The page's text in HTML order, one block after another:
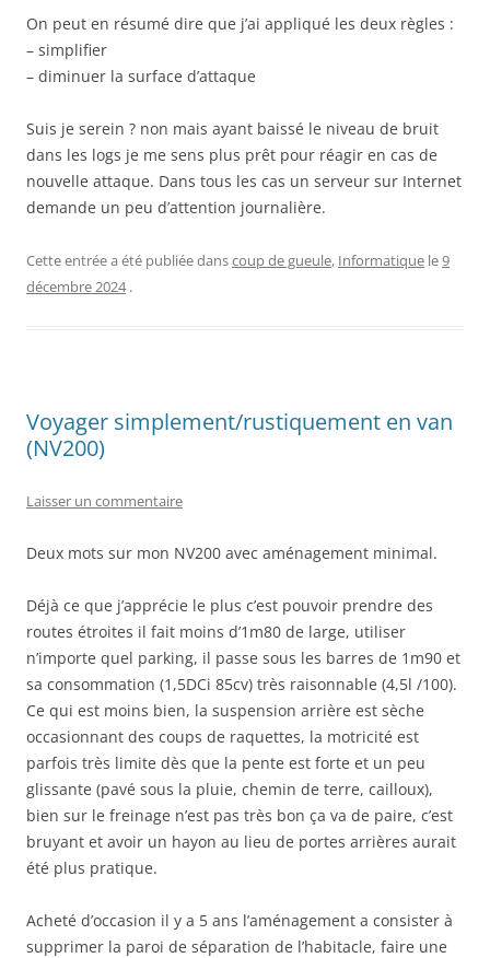
On peut en résumé dire que j’ai appliqué les deux règles :
– simplifier
– diminuer la surface d’attaque
Suis je serein ? non mais ayant baissé le niveau de bruit
dans les logs je me sens plus prêt pour réagir en cas de
nouvelle attaque. Dans tous les cas un serveur sur Internet
demande un peu d’attention journalière.
Cette entrée a été publiée danscoup de gueule, Informatique le9
décembre 2024 .
Voyager simplement/rustiquement en van
(NV200)
Laisser un commentaire
Deux mots sur mon NV200 avec aménagement minimal.
Déjà ce que j’apprécie le plus c’est pouvoir prendre des
routes étroites il fait moins d’1m80 de large, utiliser
n’importe quel parking, il passe sous les barres de 1m90 et
sa consommation (1,5DCi 85cv) très raisonnable (4,5l /100).
Ce qui est moins bien, la suspension arrière est sèche
occasionnant des coups de raquettes, la motricité est
parfois très limite dès que la pente est forte et un peu
glissante (pavé sous la pluie, chemin de terre, cailloux),
bien sur le freinage n’est pas très bon ça va de paire, c’est
bruyant et avoir un hayon au lieu de portes arrières aurait
été plus pratique.
Acheté d’occasion il y a 5 ans l’aménagement a consister à
supprimer la paroi de séparation de l’habitacle, faire une